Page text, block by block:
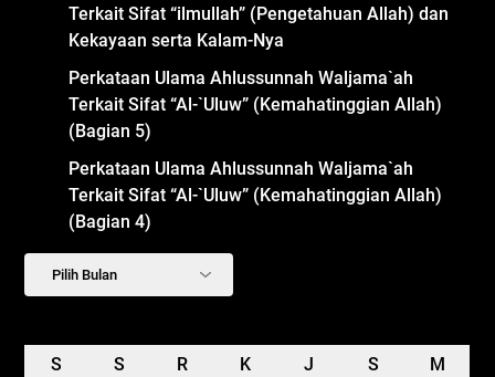
Terkait Sifat “ilmullah” (Pengetahuan Allah) dan
Kekayaan serta Kalam-Nya
Perkataan Ulama Ahlussunnah Waljama`ah
Terkait Sifat “Al-`Uluw” (Kemahatinggian Allah)
(Bagian 5)
Perkataan Ulama Ahlussunnah Waljama`ah
Terkait Sifat “Al-`Uluw” (Kemahatinggian Allah)
(Bagian 4)
Arsip
S S R K J S
M